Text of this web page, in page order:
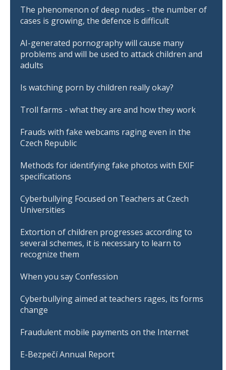
The phenomenon of deep nudes - the number of
cases is growing, the defence is difficult
AI-generated pornography will cause many
problems and will be used to attack children and
adults
Is watching porn by children really okay?
Troll farms - what they are and how they work
Frauds with fake webcams raging even in the
Czech Republic
Methods for identifying fake photos with EXIF
specifications
Cyberbullying Focused on Teachers at Czech
Universities
Extortion of children progresses according to
several schemes, it is necessary to learn to
recognize them
When you say Confession
Cyberbullying aimed at teachers rages, its forms
change
Fraudulent mobile payments on the Internet
E-Bezpečí Annual Report